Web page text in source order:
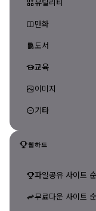
만화
도서
교육
이미지
기타
웹하드
파일공유 사이트
무료다운 사이트